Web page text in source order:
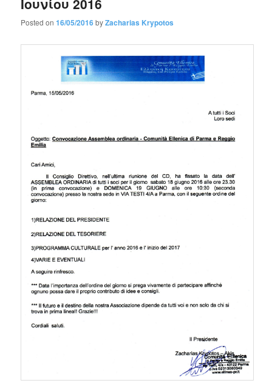
Ιουνίου 2016
Posted on16/05/2016byZacharias Krypotos